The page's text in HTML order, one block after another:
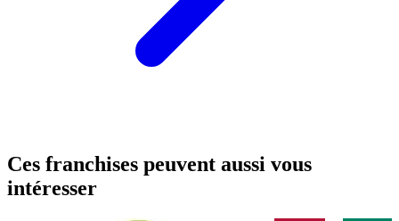
Ces franchises peuvent aussi vous
intéresser